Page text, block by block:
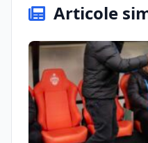
Articole